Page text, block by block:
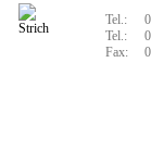
Tel.:
Tel.:
Fax: